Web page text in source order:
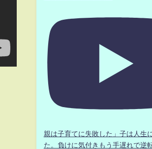
親は子育てに失敗した」子は人生
た。負けに気付きもう手遅れで逆